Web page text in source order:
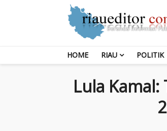
HOME RIAU POLITIK
Lula Kamal: